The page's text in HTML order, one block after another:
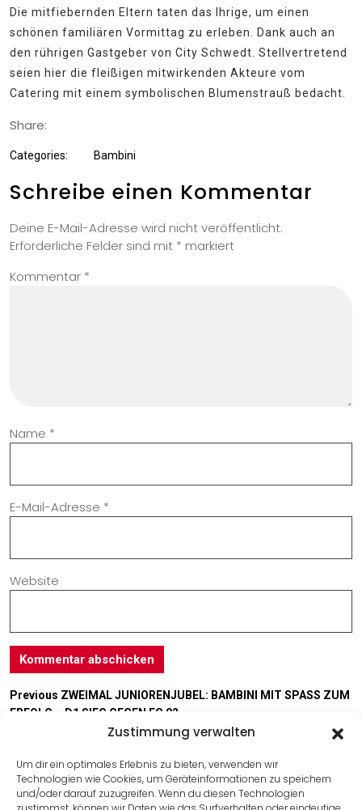
Zustimmung verwalten
Um dir ein optimales Erlebnis zu bieten, verwenden wir
Technologien wie Cookies, um Geräteinformationen zu speichern
und/oder darauf zuzugreifen. Wenn du diesen Technologien
Die mitfiebernden Eltern taten das Ihrige, um einen
schönen familiären Vormittag zu erleben. Dank auch an
den rührigen Gastgeber von City Schwedt. Stellvertretend
seien hier die fleißigen mitwirkenden Akteure vom
Catering mit einem symbolischen Blumenstrauß bedacht.
Share:
Categories: Bambini
Schreibe einen Kommentar
Deine E-Mail-Adresse wird nicht veröffentlicht.
Erforderliche Felder sind mit * markiert
Kommentar *
Name *
E-Mail-Adresse *
Website
Previous ZWEIMAL JUNIORENJUBEL: BAMBINI MIT SPASS ZUM
ERFOLG – D1 SIEG GEGEN FC 02
NextVORSCHAU CITY ALLE SPIELE 12.-14.05.17
Useful Link